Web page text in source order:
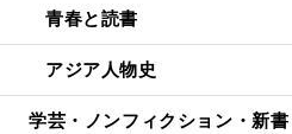
青春と読書
アジア人物史
学芸・ノンフィクション・新書